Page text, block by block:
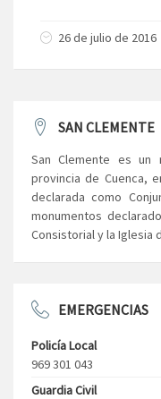
26 de julio de 2016
SAN CLEMENTE
San Clemente es un
provincia de Cuenca,
declarada como
monumentos
Consistorial y la Iglesia
EMERGENCIAS
Policía Local
969 301 043
Guardia Civil